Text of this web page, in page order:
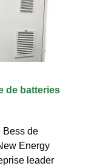
de batteries
Bess de
Energy
leader